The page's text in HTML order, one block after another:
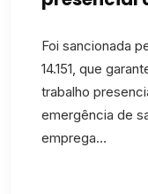
Foi sancionada
14.151, que
trabalho
emergência de
emprega…